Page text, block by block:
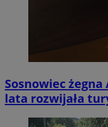
Sosnowiec
lata rozwijała